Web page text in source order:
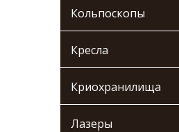
Кольпоскопы
Кресла
Криохранилища
Лазеры